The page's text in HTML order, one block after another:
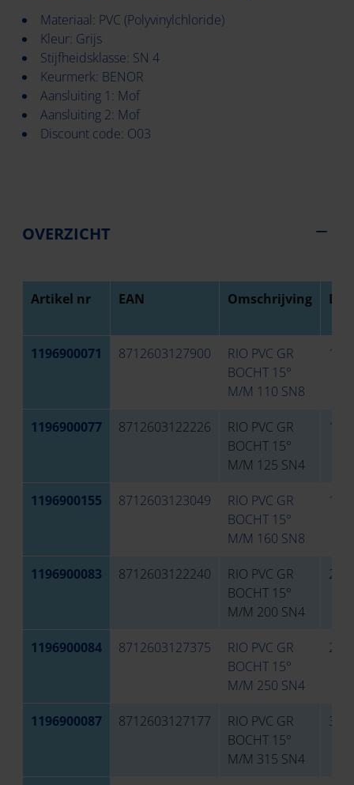
Materiaal: PVC (Polyvinylchloride)
Kleur: Grijs
Stijfheidsklasse: SN 4
Keurmerk: BENOR
Aansluiting 1: Mof
Aansluiting 2: Mof
Discount code: O03
OVERZICHT
Artikel nr EAN Omschrijving
1196900071 8712603127900
RIO PVC GR
BOCHT 15°
M/M 110 SN8
1196900077 8712603122226
RIO PVC GR
BOCHT 15°
M/M 125 SN4
1196900155 8712603123049
RIO PVC GR
BOCHT 15°
M/M 160 SN8
1196900083 8712603122240
RIO PVC GR
BOCHT 15°
M/M 200 SN4
200
1196900084 8712603127375
RIO PVC GR
BOCHT 15°
M/M 250 SN4
250
1196900087 8712603127177
RIO PVC GR
BOCHT 15°
M/M 315 SN4
315